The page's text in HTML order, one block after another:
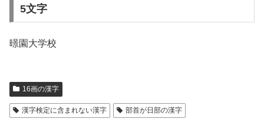
5文字
暻園大学校
16画の漢字
漢字検定に含まれない漢字 部首が日部の漢字